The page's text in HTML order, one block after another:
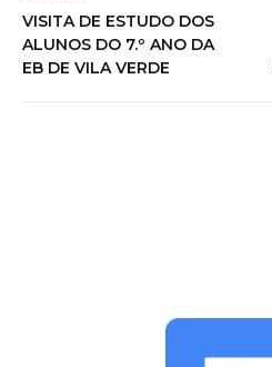
VISITA DE ESTUDO DOS
ALUNOS DO 7.º ANO DA
EB DE VILA VERDE